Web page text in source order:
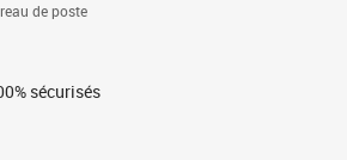
de poste
sécurisés